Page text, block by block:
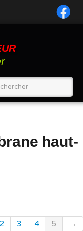
haut-
2 3 4 5 →